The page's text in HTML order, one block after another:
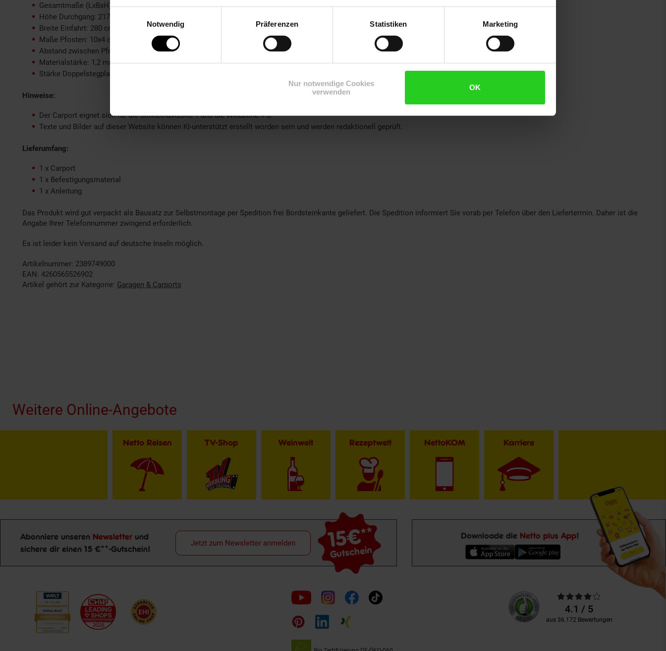
Einwilligungsauswahl
Notwendig
Präferenzen Statistiken Marketing
Nur notwendige Cookies
verwenden
OK
Gesamtmaße (LxBxH): 503x300x215 cm
Höhe Durchgang: 217 cm (links), 206 cm (rechts)
Breite Einfahrt: 280 cm
Maße Pfosten: 10x4 cm
Abstand zwischen Pfosten: 168 cm
Materialstärke: 1,2 mm
Stärke Doppelstegplatte: 6 mm
Hinweise:
Der Carport eignet sich für die Schneelastzone 1 und die Windzone 1-3.
Texte und Bilder auf dieser Website können KI-unterstützt erstellt worden sein und werden redaktionell geprüft.
Lieferumfang:
1 x Carport
1 x Befestigungsmaterial
1 x Anleitung
Das Produkt wird gut verpackt als Bausatz zur Selbstmontage per Spedition frei Bordsteinkante geliefert. Die Spedition informiert Sie vorab per Telefon über den Liefertermin. Daher ist die
Angabe Ihrer Telefonnummer zwingend erforderlich.
Es ist leider kein Versand auf deutsche Inseln möglich.
Artikelnummer: 2389749000
EAN: 4260565526902
Artikel gehört zur Kategorie: Garagen & Carports
Weitere Online-Angebote
Netto Reisen TV-Shop Weinwelt Rezeptwelt NettoKOM Karriere
Newsletter Anmeldung
Abonniere unseren Newsletter und
sichere dir einen 15 €**-Gutschein!
15€**
Gutschein
Jetzt zum Newsletter anmelden
Downloade die Netto plus App!
Folge
uns
auf
Unsere
Kundenbewertungen
Durchschnittliche
Bewertungen4.1 / 5
aus 36.172 Bewertungen